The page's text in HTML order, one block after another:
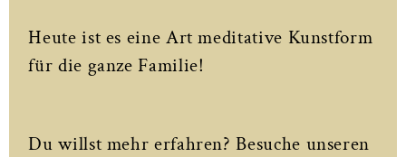
Heute ist es eine Art meditative Kunstform
für die ganze Familie!
Du willst mehr erfahren? Besuche unseren